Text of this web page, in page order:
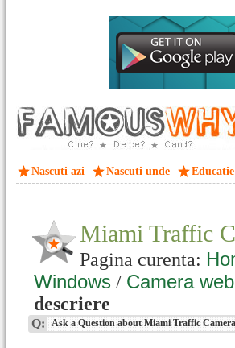
Nascuti azi Nascuti unde Educatie
Miami Traffic
Pagina curenta:
Windows / Camera web
descriere
Q: Ask a Question about Miami Traffic